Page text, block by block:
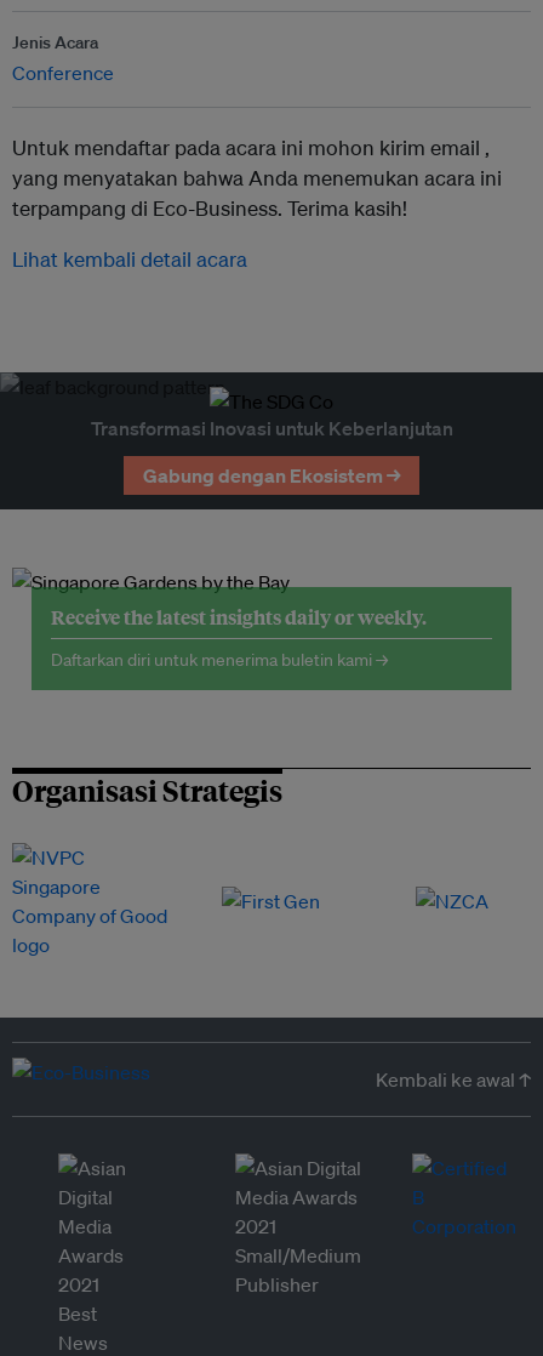
Jenis Acara
Conference
Untuk mendaftar pada acara ini mohon kirim email ,
yang menyatakan bahwa Anda menemukan acara ini
terpampang di Eco-Business. Terima kasih!
Lihat kembali detail acara
Transformasi Inovasi untuk Keberlanjutan
Gabung dengan Ekosistem →
Receive the latest insights daily or weekly.
Daftarkan diri untuk menerima buletin kami →
Organisasi Strategis
Kembali ke awal ↑